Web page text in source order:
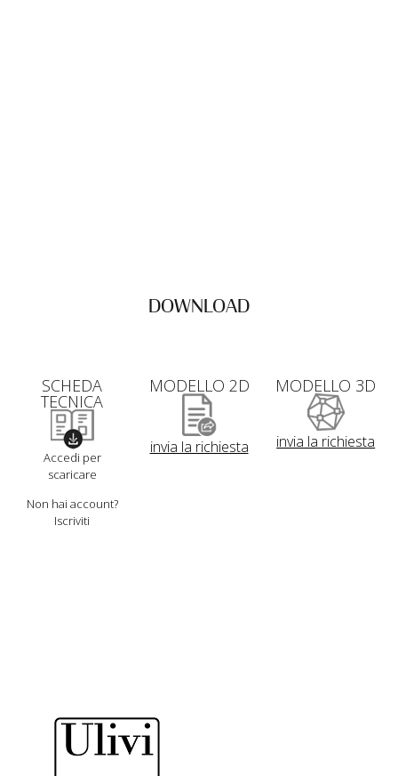
DOWNLOAD
SCHEDA
TECNICA
Accedi per
scaricare
Non hai account?
Iscriviti
MODELLO 2D
invia la richiesta
MODELLO 3D
invia la richiesta